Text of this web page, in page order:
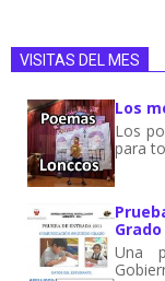
VISITAS DEL MES
Los
Los
para
Grado
Una